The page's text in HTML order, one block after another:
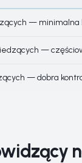
— minimalna
—
— dobra